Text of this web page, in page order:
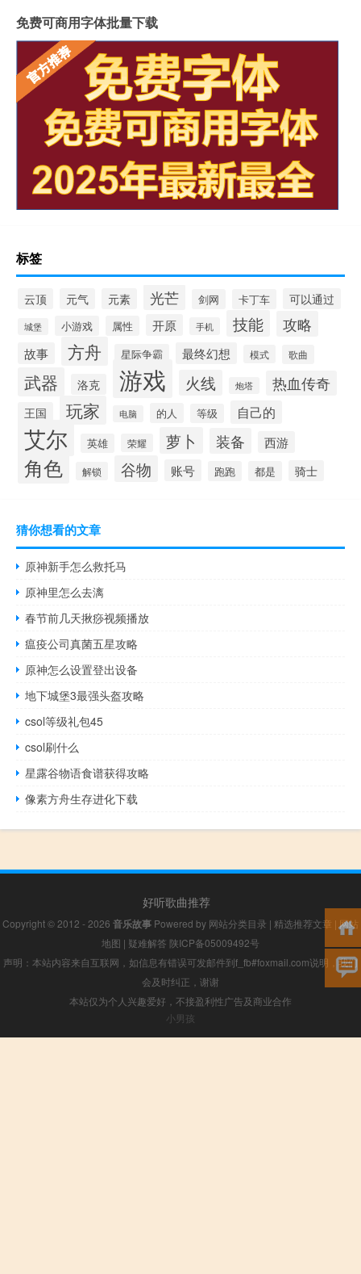
免费可商用字体批量下载
标签
云顶 元气 元素 光芒 剑网 卡丁车 可以通过
城堡 小游戏 属性 开原 手机 技能 攻略
故事 方舟 星际争霸 最终幻想 模式 歌曲
武器 洛克 游戏 火线 炮塔 热血传奇
王国 玩家 电脑 的人 等级 自己的
艾尔 英雄 荣耀 萝卜 装备 西游
角色 解锁 谷物 账号 跑跑 都是 骑士
猜你想看的文章
原神新手怎么救托马
原神里怎么去漓
春节前几天揪痧视频播放
瘟疫公司真菌五星攻略
原神怎么设置登出设备
地下城堡3最强头盔攻略
csol等级礼包45
csol刷什么
星露谷物语食谱获得攻略
像素方舟生存进化下载
好听歌曲推荐
Copyright © 2012 - 2026 音乐故事 Powered by 网站分类目录 | 精选推荐文章 | 网站
地图 | 疑难解答 陕ICP备05009492号
声明：本站内容来自互联网，如信息有错误可发邮件到f_fb#foxmail.com说明，我们
会及时纠正，谢谢
本站仅为个人兴趣爱好，不接盈利性广告及商业合作
小男孩